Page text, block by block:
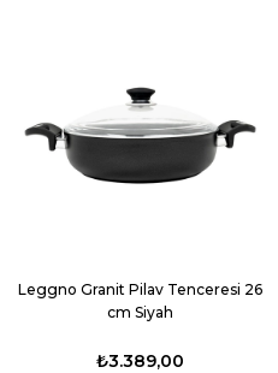
Leggno Granit Pilav Tenceresi 26
cm Siyah
₺3.389,00